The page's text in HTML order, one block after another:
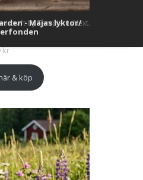
- Majas lyktor/
kr
& köp
i-craftby TemplatesNext.